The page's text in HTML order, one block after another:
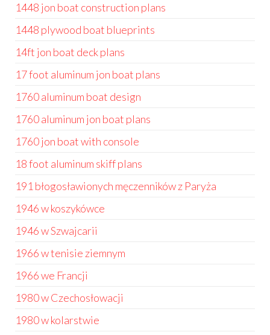
1448 jon boat construction plans
1448 plywood boat blueprints
14ft jon boat deck plans
17 foot aluminum jon boat plans
1760 aluminum boat design
1760 aluminum jon boat plans
1760 jon boat with console
18 foot aluminum skiff plans
191 błogosławionych męczenników z Paryża
1946 w koszykówce
1946 w Szwajcarii
1966 w tenisie ziemnym
1966 we Francji
1980 w Czechosłowacji
1980 w kolarstwie